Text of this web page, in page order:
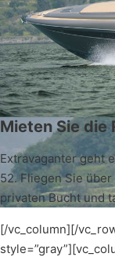
Mieten Sie die
Extravaganter geht
52. Fliegen Sie
privaten Bucht und
[/vc_column][/